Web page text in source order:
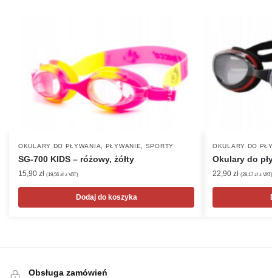
OKULARY DO PŁYWANIA PŁYWANIE SPORTY
SG-700 KIDS – różowy, żółty
15,90 zł (19,56 zł z VAT)
Dodaj do koszyka
OKULARY DO
Okulary do
22,90 zł (28,17 zł z VAT)
Obsługa zamówień